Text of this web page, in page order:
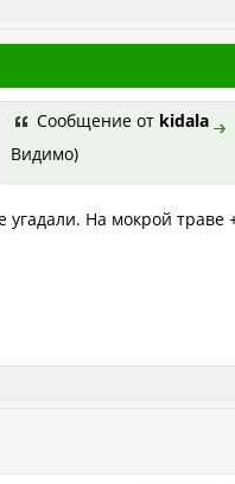
Сообщение от kidala
Видимо)
угадали. На мокрой траве